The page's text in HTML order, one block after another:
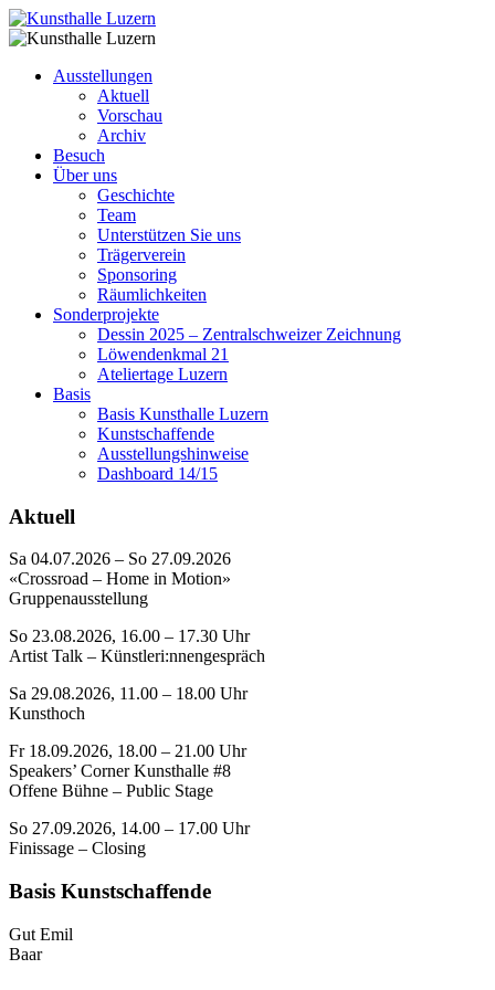
Ausstellungen
Aktuell
Vorschau
Archiv
Besuch
Über uns
Geschichte
Team
Unterstützen Sie uns
Trägerverein
Sponsoring
Räumlichkeiten
Sonderprojekte
Dessin 2025 – Zentralschweizer Zeichnung
Löwendenkmal 21
Ateliertage Luzern
Basis
Basis Kunsthalle Luzern
Kunstschaffende
Ausstellungshinweise
Dashboard 14/15
Aktuell
Sa 04.07.2026 – So 27.09.2026
«Crossroad – Home in Motion»
Gruppenausstellung
So 23.08.2026, 16.00 – 17.30 Uhr
Artist Talk – Künstleri:nnengespräch
Sa 29.08.2026, 11.00 – 18.00 Uhr
Kunsthoch
Fr 18.09.2026, 18.00 – 21.00 Uhr
Speakers’ Corner Kunsthalle #8
Offene Bühne – Public Stage
So 27.09.2026, 14.00 – 17.00 Uhr
Finissage – Closing
Basis Kunstschaffende
Gut Emil
Baar